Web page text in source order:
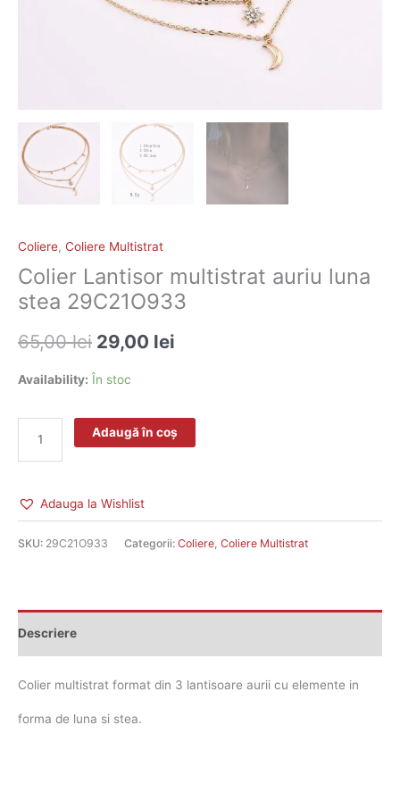
Coliere, Coliere Multistrat
Colier Lantisor multistrat auriu luna
stea 29C21O933
65,00lei 29,00 lei
Availability: În stoc
Adaugă în coș
Adauga la Wishlist
SKU: 29C21O933 Categorii: Coliere, Coliere Multistrat
Descriere
Colier multistrat format din 3 lantisoare aurii cu elemente in
forma de luna si stea.